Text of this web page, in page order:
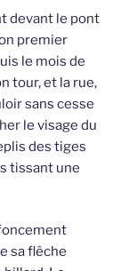
devant le pont
premier
le mois de
tour, et la rue,
sans cesse
le visage du
des tiges
tissant une
sa flêche